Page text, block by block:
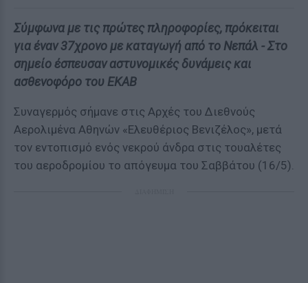
Σύμφωνα με τις πρώτες πληροφορίες, πρόκειται
για έναν 37χρονο με καταγωγή από το Νεπάλ - Στο
σημείο έσπευσαν αστυνομικές δυνάμεις και
ασθενοφόρο του ΕΚΑΒ
Συναγερμός σήμανε στις Αρχές του Διεθνούς
Αερολιμένα Αθηνών «Ελευθέριος Βενιζέλος», μετά
τον εντοπισμό ενός νεκρού άνδρα στις τουαλέτες
του αεροδρομίου το απόγευμα του Σαββάτου (16/5).